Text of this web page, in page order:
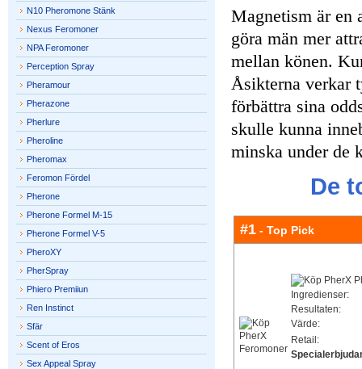
Magnetism är en
göra män mer
mellan könen.
Åsikterna verkar
förbättra sina
skulle kunna
minska under de
De
#1 - Top Pick
Ingredienser:
Resultaten:
Värde:
Retail:
N10 Pheromone Stänk
Nexus Feromoner
NPA Feromoner
Perception Spray
Pheramour
Pherazone
Pherlure
Pheroline
Pheromax
Feromon Fördel
Pherone
Pherone Formel M-15
Pherone Formel V-5
PheroXY
PherSpray
Phiero Premiiun
Ren Instinct
Sfär
Scent of Eros
Sex Appeal Spray